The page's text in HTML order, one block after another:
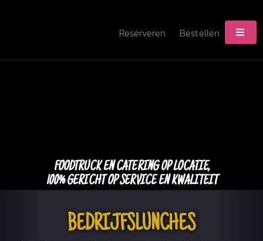
Foodtruck & Catering
Contact
Reserveren
Reserveren Bestellen
FOODTRUCK EN CATERING OP LOCATIE,
100% GERICHT OP SERVICE EN KWALITEIT
BEDRIJFSLUNCHES